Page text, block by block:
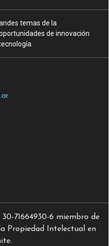
temas de la
de innovación
71664930-6 miembro de
Propiedad Intelectual en